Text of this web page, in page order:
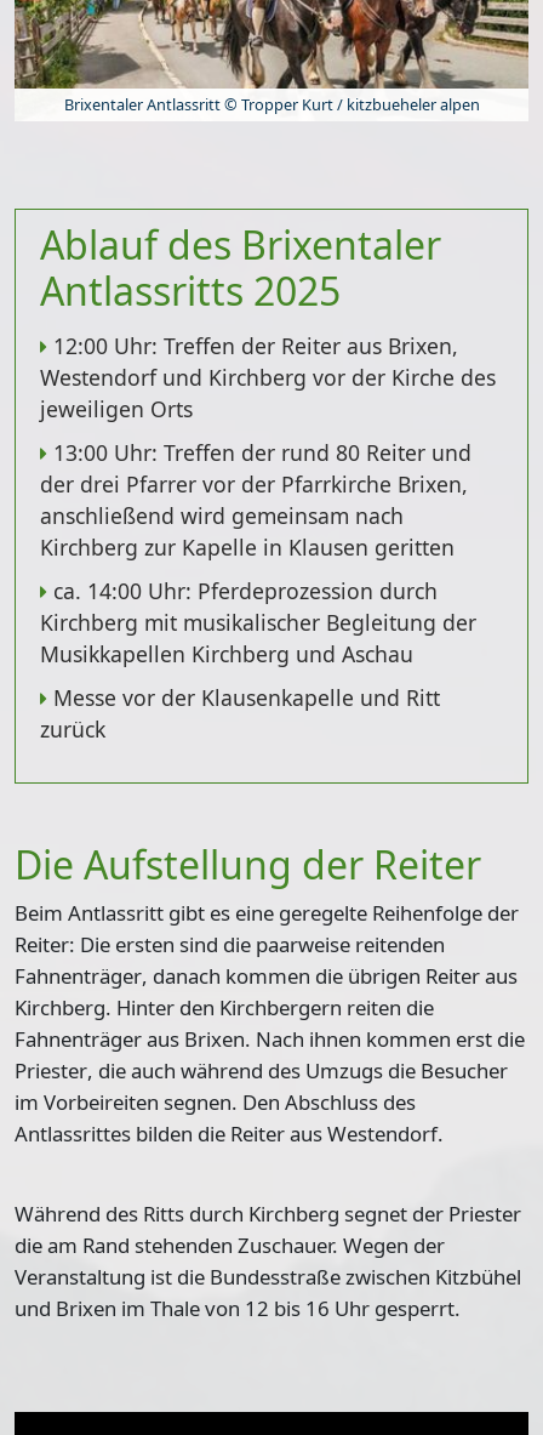
Brixentaler Antlassritt © Tropper Kurt / kitzbueheler alpen
Ablauf des Brixentaler
Antlassritts 2025
12:00 Uhr: Treffen der Reiter aus Brixen,
Westendorf und Kirchberg vor der Kirche des
jeweiligen Orts
13:00 Uhr: Treffen der rund 80 Reiter und
der drei Pfarrer vor der Pfarrkirche Brixen,
anschließend wird gemeinsam nach
Kirchberg zur Kapelle in Klausen geritten
ca. 14:00 Uhr: Pferdeprozession durch
Kirchberg mit musikalischer Begleitung der
Musikkapellen Kirchberg und Aschau
Messe vor der Klausenkapelle und Ritt
zurück
Die Aufstellung der Reiter
Beim Antlassritt gibt es eine geregelte Reihenfolge der
Reiter: Die ersten sind die paarweise reitenden
Fahnenträger, danach kommen die übrigen Reiter aus
Kirchberg. Hinter den Kirchbergern reiten die
Fahnenträger aus Brixen. Nach ihnen kommen erst die
Priester, die auch während des Umzugs die Besucher
im Vorbeireiten segnen. Den Abschluss des
Antlassrittes bilden die Reiter aus Westendorf.
Während des Ritts durch Kirchberg segnet der Priester
die am Rand stehenden Zuschauer. Wegen der
Veranstaltung ist die Bundesstraße zwischen Kitzbühel
und Brixen im Thale von 12 bis 16 Uhr gesperrt.